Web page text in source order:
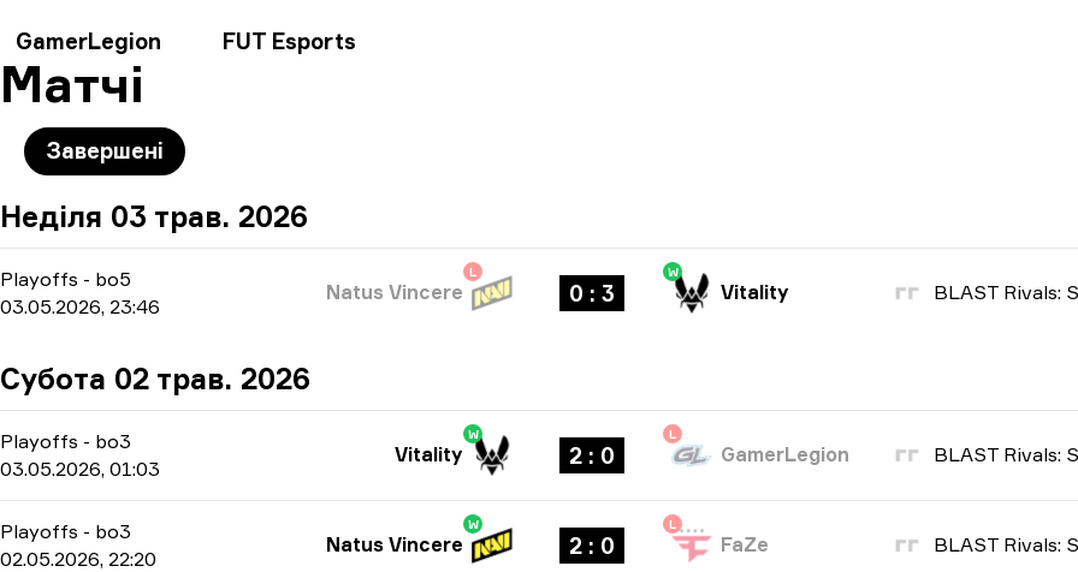
GamerLegion FUT Esports
Матчі
Завершені
Неділя 03 трав. 2026
Playoffs - bo5
03.05.2026, 23:46
L
Natus Vincere 0 : 3
W
Vitality
Субота 02 трав. 2026
Playoffs - bo3
03.05.2026, 01:03
W
Vitality 2 : 0
L
GamerLegion
Playoffs - bo3
02.05.2026, 22:20
W
Natus Vincere 2 : 0
L
FaZe